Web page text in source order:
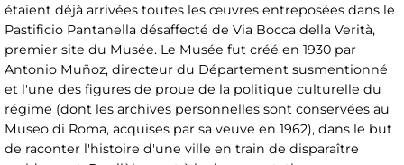
étaient déjà arrivées toutes les œuvres entreposées dans le
Pastificio Pantanella désaffecté de Via Bocca della Verità,
premier site du Musée. Le Musée fut créé en 1930 par
Antonio Muñoz, directeur du Département susmentionné
et l'une des figures de proue de la politique culturelle du
régime (dont les archives personnelles sont conservées au
Museo di Roma, acquises par sa veuve en 1962), dans le but
de raconter l'histoire d'une ville en train de disparaître